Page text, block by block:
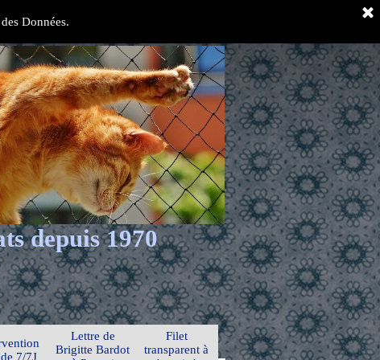
Données.
depuis 1970
7/7J
Lettre de
Brigitte Bardot
Filet
transparent à